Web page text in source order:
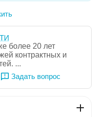
более 20 лет
контрактных и
...
Задать вопрос